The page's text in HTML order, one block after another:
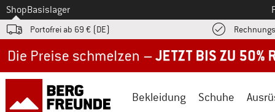
Zum
ShopBasislager
Portofrei ab 69 € (DE)
Bekleidung Schuhe